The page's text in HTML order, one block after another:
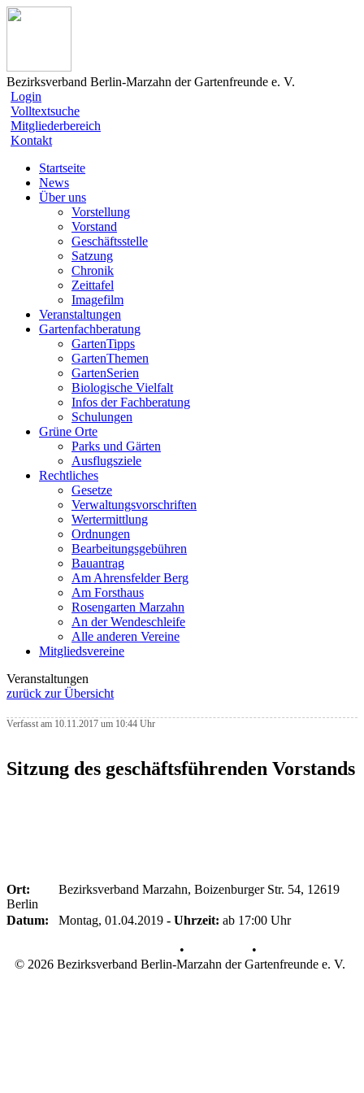
Bezirksverband Berlin-Marzahn der Gartenfreunde e. V.
Login
Volltextsuche
Mitgliederbereich
Kontakt
Startseite
News
Über uns
Vorstellung
Vorstand
Geschäftsstelle
Satzung
Chronik
Zeittafel
Imagefilm
Veranstaltungen
Gartenfachberatung
GartenTipps
GartenThemen
GartenSerien
Biologische Vielfalt
Infos der Fachberatung
Schulungen
Grüne Orte
Parks und Gärten
Ausflugsziele
Rechtliches
Gesetze
Verwaltungsvorschriften
Wertermittlung
Ordnungen
Bearbeitungsgebühren
Bauantrag
Am Ahrensfelder Berg
Am Forsthaus
Rosengarten Marzahn
An der Wendeschleife
Alle anderen Vereine
Mitgliedsvereine
Veranstaltungen
zurück zur Übersicht
Verfasst am 10.11.2017 um 10:44 Uhr
Sitzung des geschäftsführenden Vorstands
Ort:
Bezirksverband Marzahn, Boizenburger Str. 54, 12619
Berlin
Datum:
Montag, 01.04.2019 - Uhrzeit: ab 17:00 Uhr
•
•
© 2026 Bezirksverband Berlin-Marzahn der Gartenfreunde e. V.